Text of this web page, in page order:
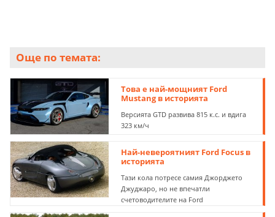
Още по темата:
Това е най-мощният Ford
Mustang в историята
Версията GTD развива 815 к.с. и вдига
323 км/ч
Най-невероятният Ford Focus в
историята
Тази кола потресе самия Джорджето
Джуджаро, но не впечатли
счетоводителите на Ford